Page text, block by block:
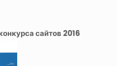
сайтов 2016